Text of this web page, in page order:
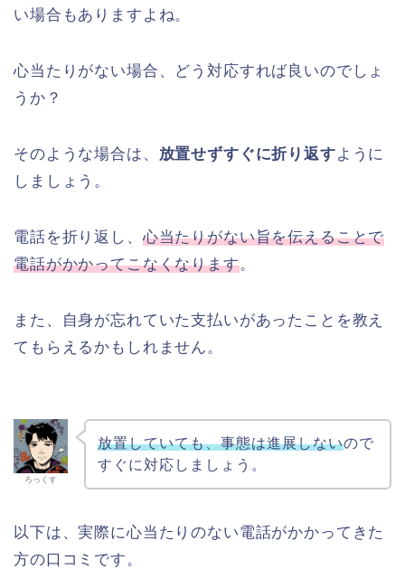
い場合もありますよね。
心当たりがない場合、どう対応すれば良いのでしょ
うか？
そのような場合は、 放置せずすぐに折り返すように
しましょう。
電話を折り返し、 心当たりがない旨を伝えることで
電話がかかってこなくなります。
また、自身が忘れていた支払いがあったことを教え
てもらえるかもしれません。
ろっくす
放置していても、事態は進展しないので
すぐに対応しましょう。
以下は、実際に心当たりのない電話がかかってきた
方の口コミです。